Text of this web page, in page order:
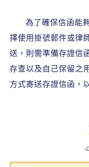
為了確保信函能
擇使用掛號郵件或律
送，則需準備存證信
存查以及自己保留之
方式寄送存證信函，